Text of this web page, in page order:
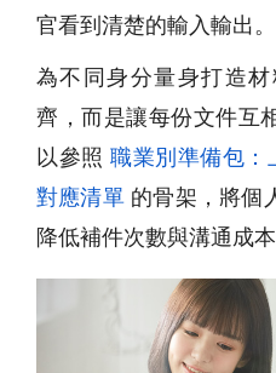
官看到清楚的輸入輸出。
為不同身分量身打造
齊，而是讓每份文件互
以參照 職業別準備包：
對應清單的骨架，將個
降低補件次數與溝通成本